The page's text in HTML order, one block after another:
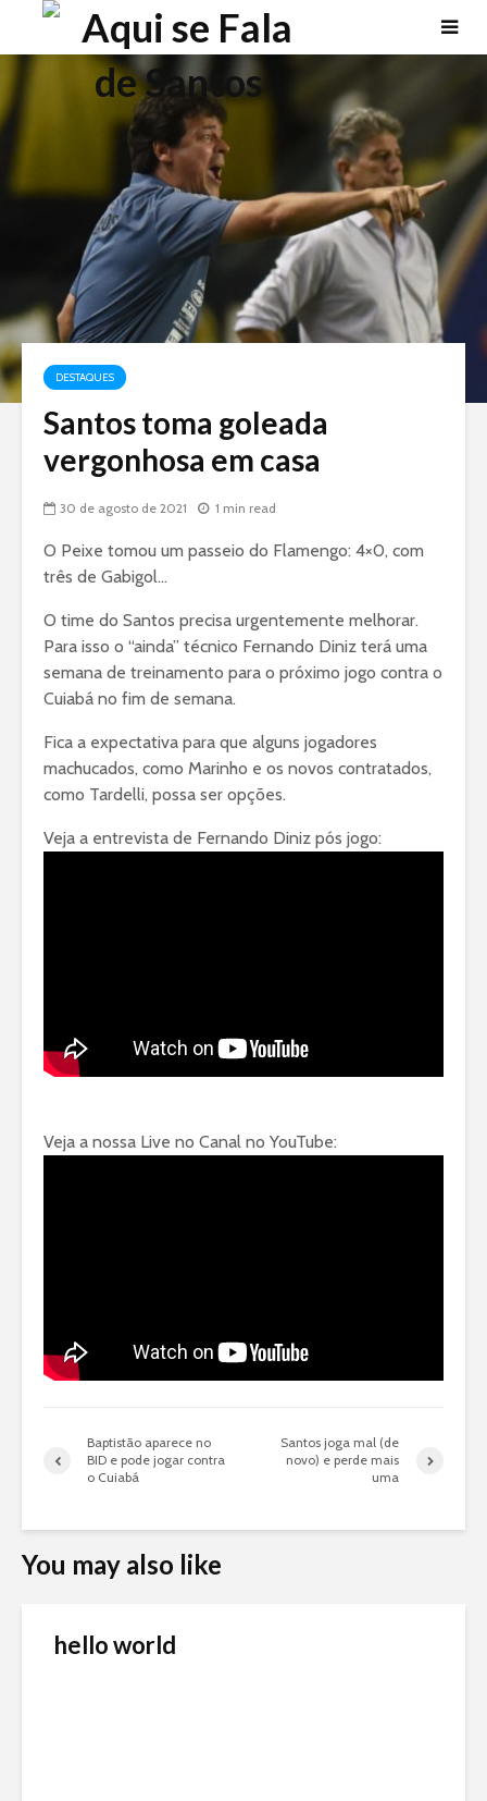
DESTAQUES
Santos toma goleada
vergonhosa em casa
30 de agosto de 2021 1 min read
O Peixe tomou um passeio do Flamengo: 4×0, com
três de Gabigol…
O time do Santos precisa urgentemente melhorar.
Para isso o “ainda” técnico Fernando Diniz terá uma
semana de treinamento para o próximo jogo contra o
Cuiabá no fim de semana.
Fica a expectativa para que alguns jogadores
machucados, como Marinho e os novos contratados,
como Tardelli, possa ser opções.
Veja a entrevista de Fernando Diniz pós jogo:
Veja a nossa Live no Canal no YouTube:
Baptistão aparece no
BID e pode jogar contra
o Cuiabá
Santos joga mal (de
novo) e perde mais
uma
You may also like
hello world